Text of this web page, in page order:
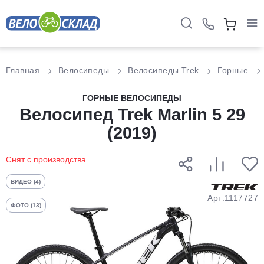
Главная Велосипеды Велосипеды Trek Горные
ГОРНЫЕ ВЕЛОСИПЕДЫ
Велосипед Trek Marlin 5 29
(2019)
Снят с производства
ВИДЕО (4)
ФОТО (13)
Арт:1117727
Разбейте
оплатуна части
без переплат
График платежей